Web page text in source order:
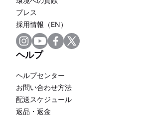
プレス
採用情報（EN）
ヘルプ
ヘルプセンター
お問い合わせ方法
配送スケジュール
返品・返金